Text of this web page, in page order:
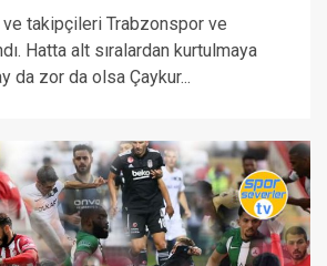
takipçileri Trabzonspor ve
Hatta alt sıralardan kurtulmaya
da zor da olsa Çaykur...